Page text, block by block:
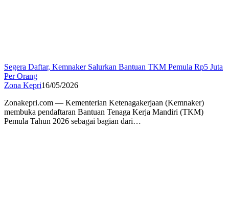
Segera Daftar, Kemnaker Salurkan Bantuan TKM Pemula Rp5 Juta
Per Orang
Zona Kepri16/05/2026
Zonakepri.com — Kementerian Ketenagakerjaan (Kemnaker)
membuka pendaftaran Bantuan Tenaga Kerja Mandiri (TKM)
Pemula Tahun 2026 sebagai bagian dari…